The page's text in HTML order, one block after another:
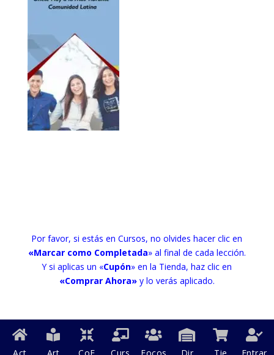
Por favor, si estás en Cursos, no olvides hacer clic en
«Marcar como Completada» al final de cada lección.
Y si aplicas un «Cupón» en la Tienda, haz clic en
«Comprar Ahora»y lo verás aplicado.